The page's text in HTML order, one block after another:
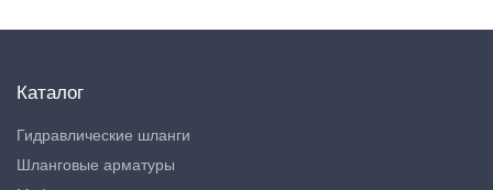
Каталог
Гидравлические шланги
Шланговые арматуры